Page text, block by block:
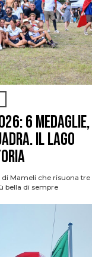
6 medaglie,
Il Lago
di Mameli che risuona tre
bella di sempre